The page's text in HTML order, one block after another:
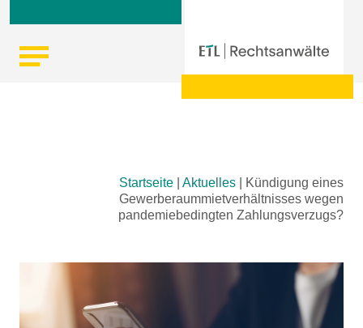
Startseite Aktuelles
Kündigung eines
Gewerberaummietverhältnisses wegen
pandemiebedingten Zahlungsverzugs?